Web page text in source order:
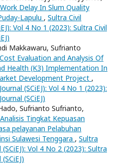
Delay In Slum Quality
Lapulu , Sultra Civil
Vol 4 No 1 (2023): Sultra Civil
Makkawaru, Sufrianto
Cost Evaluation and Analysis Of
Health (K3) Implementation In
Development Project ,
(SCiEJ): Vol 4 No 1 (2023):
(SCiEJ)
Sufrianto Sufrianto,
Analisis Tingkat Kepuasan
pelayanan Pelabuhan
Sulawesi Tenggara , Sultra
Vol 4 No 2 (2023): Sultra